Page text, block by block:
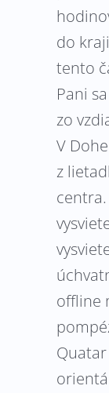
do
tento
Pani
zo
V
z
offline